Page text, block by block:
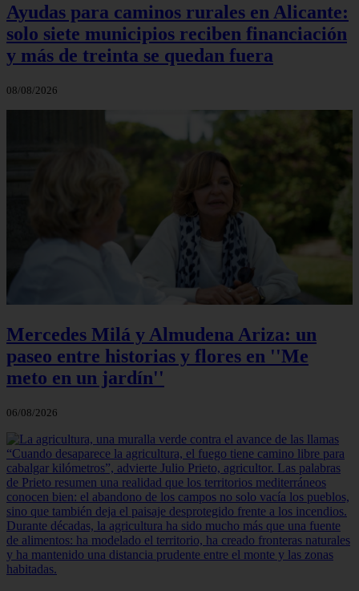
Ayudas para caminos rurales en Alicante:
solo siete municipios reciben financiación
y más de treinta se quedan fuera
08/08/2026
Mercedes Milá y Almudena Ariza: un
paseo entre historias y flores en ''Me
meto en un jardín''
06/08/2026